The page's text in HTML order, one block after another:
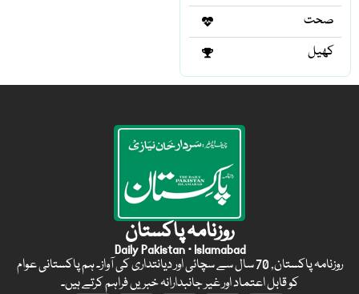
صحت
کھیل
روزنامہ پاکستان
Daily Pakistan · Islamabad
روزنامہ پاکستان, 70 سال سے سچائی اور دیانتداری کی آواز۔ ہم پاکستانی عوام
کو قابل اعتماد اور غیر جانبدارانہ خبریں فراہم کرتے ہیں۔